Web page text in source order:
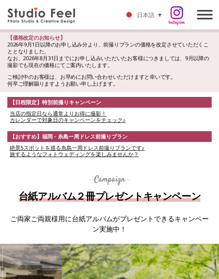
【価格改定のお知らせ】
2026年9月1日以降のお申し込み分より、前撮りプランの価格を改定させていただくこ
ととなりました。
なお、2026年8月31日までにお申し込みいただいたお客様につきましては、9月以降の
撮影でも現在の価格にてご案内いたします。
ご検討中のお客様は、お早めにお問い合わせいただけますと幸いです。
何卒ご理解賜りますようお願い申し上げます。
【日程限定】特別前撮りキャンペーン
当店の指定日なら通常よりお得に撮影！
カレンダーで対象日のキャンペーンをチェック♪
【おすすめ】福岡 - 糸島一周ドレス前撮りプラン
絶景5スポットを巡る糸島一周ドレス前撮りプランです♪
旅するようなフォトウェディングを楽しみませんか？
Campaign
台紙アルバム２冊プレゼントキャンペーン
ご両家ご両親様用に台紙アルバムがプレゼントできるキャンペー
ン実施中！
日本語 ▼